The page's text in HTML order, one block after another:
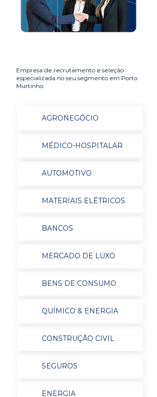
Empresa de recrutamento e seleção
especializada no seu segmento em Porto
Murtinho
AGRONEGÓCIO
MÉDICO-HOSPITALAR
AUTOMOTIVO
MATERIAIS ELÉTRICOS
BANCOS
MERCADO DE LUXO
BENS DE CONSUMO
QUÍMICO & ENERGIA
CONSTRUÇÃO CIVIL
SEGUROS
ENERGIA